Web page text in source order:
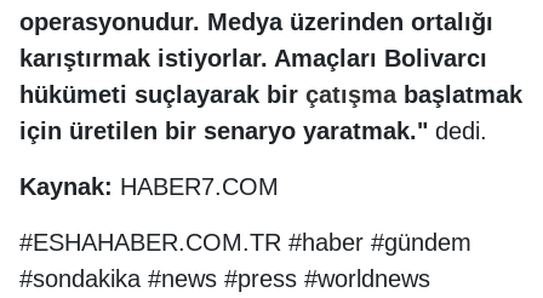
operasyonudur. Medya üzerinden ortalığı
karıştırmak istiyorlar. Amaçları Bolivarcı
hükümeti suçlayarak bir çatışmabaşlatmak
için üretilen bir senaryo yaratmak." dedi.
Kaynak: HABER7.COM
#ESHAHABER.COM.TR #haber #gündem
#sondakika #news #press #worldnews